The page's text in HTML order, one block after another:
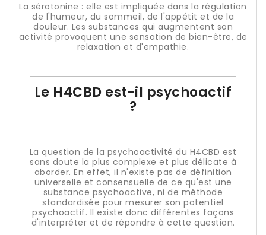
La sérotonine : elle est impliquée dans la régulation
de l'humeur, du sommeil, de l'appétit et de la
douleur. Les substances qui augmentent son
activité provoquent une sensation de bien-être, de
relaxation et d'empathie.
Le H4CBD est-il psychoactif
?
La question de la psychoactivité du H4CBD est
sans doute la plus complexe et plus délicate à
aborder. En effet, il n'existe pas de définition
universelle et consensuelle de ce qu'est une
substance psychoactive, ni de méthode
standardisée pour mesurer son potentiel
psychoactif. Il existe donc différentes façons
d'interpréter et de répondre à cette question.